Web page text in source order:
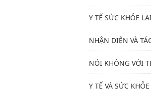
Y TẾ SỨC KHỎE
NHẬN DIỆN VÀ
NÓI KHÔNG VỚI
Y TẾ VÀ SỨC